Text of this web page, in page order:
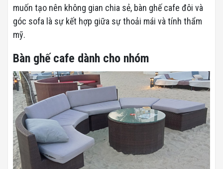
muốn tạo nên không gian chia sẻ, bàn ghế cafe đôi và
góc sofa là sự kết hợp giữa sự thoải mái và tính thẩm
mỹ.
Bàn ghế cafe dành cho nhóm